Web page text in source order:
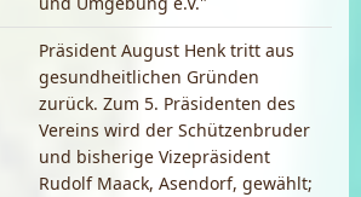
Präsident August Henk tritt aus
gesundheitlichen Gründen
zurück. Zum 5. Präsidenten des
Vereins wird der Schützenbruder
und bisherige Vizepräsident
Rudolf Maack, Asendorf, gewählt;